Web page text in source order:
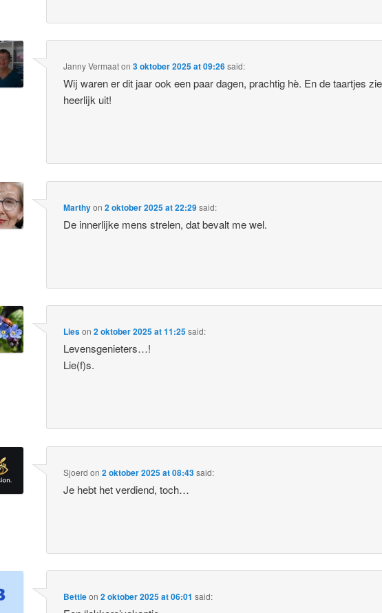
Janny Vermaaton3 oktober 2025 at 09:26said:
Wij waren er dit jaar ook een paar dagen, prachtig hè. En de taartjes
heerlijk uit!
Marthyon2 oktober 2025 at 22:29said:
De innerlijke mens strelen, dat bevalt me wel.
Lieson2 oktober 2025 at 11:25said:
Levensgenieters…!
Lie(f)s.
Sjoerd on2 oktober 2025 at 08:43said:
Je hebt het verdiend, toch…
Bettieon2 oktober 2025 at 06:01 said: